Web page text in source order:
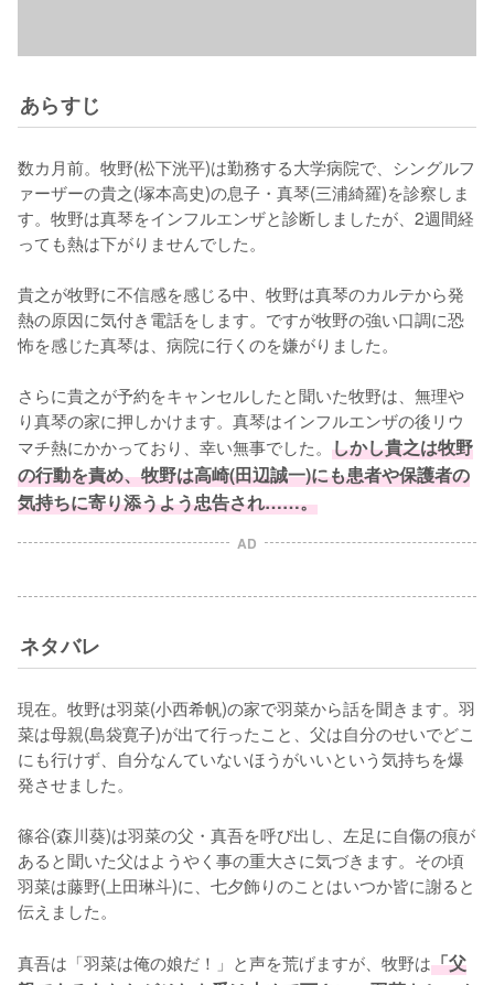
あらすじ
数カ月前。牧野(松下洸平)は勤務する大学病院で、シングルフ
ァーザーの貴之(塚本高史)の息子・真琴(三浦綺羅)を診察しま
す。牧野は真琴をインフルエンザと診断しましたが、2週間経
っても熱は下がりませんでした。
貴之が牧野に不信感を感じる中、牧野は真琴のカルテから発
熱の原因に気付き電話をします。ですが牧野の強い口調に恐
怖を感じた真琴は、病院に行くのを嫌がりました。
さらに貴之が予約をキャンセルしたと聞いた牧野は、無理や
り真琴の家に押しかけます。真琴はインフルエンザの後リウ
マチ熱にかかっており、幸い無事でした。 しかし貴之は牧野
の行動を責め、牧野は高崎(田辺誠一)にも患者や保護者の
気持ちに寄り添うよう忠告され……。
AD
ネタバレ
現在。牧野は羽菜(小西希帆)の家で羽菜から話を聞きます。羽
菜は母親(島袋寛子)が出て行ったこと、父は自分のせいでどこ
にも行けず、自分なんていないほうがいいという気持ちを爆
発させました。
篠谷(森川葵)は羽菜の父・真吾を呼び出し、左足に自傷の痕が
あると聞いた父はようやく事の重大さに気づきます。その頃
羽菜は藤野(上田琳斗)に、七夕飾りのことはいつか皆に謝ると
伝えました。
真吾は「羽菜は俺の娘だ！」と声を荒げますが、牧野は「父